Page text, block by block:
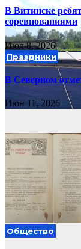
В Витинске
соревнованиями
Июл 8, 2026
Праздники
В Северном
Июн 11, 2026
Общество